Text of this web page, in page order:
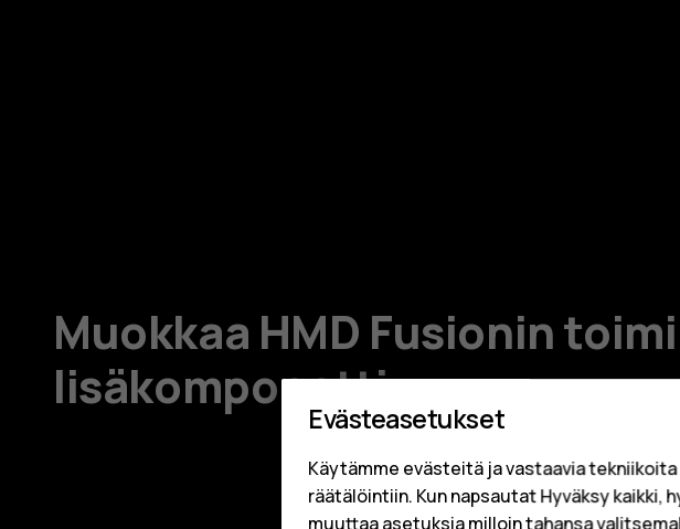
Muokkaa HMD Fusionin
lisäkomponetti
Evästeasetukset
Käytämme evästeitä ja vastaavia
räätälöintiin. Kun napsautat Hyväksy
muuttaa asetuksia milloin tahansa